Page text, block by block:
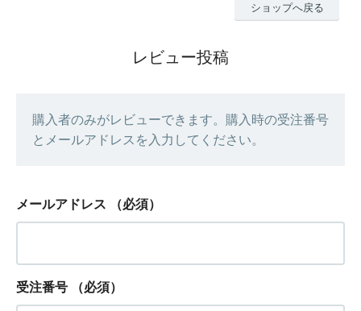
ショップへ戻る
レビュー投稿
購入者のみがレビューできます。購入時の受注番号
とメールアドレスを入力してください。
メールアドレス （必須）
受注番号 （必須）